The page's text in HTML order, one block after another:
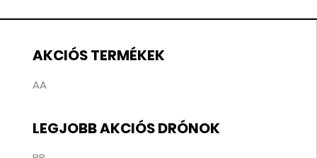
AKCIÓS TERMÉKEK
AA
LEGJOBB AKCIÓS DRÓNOK